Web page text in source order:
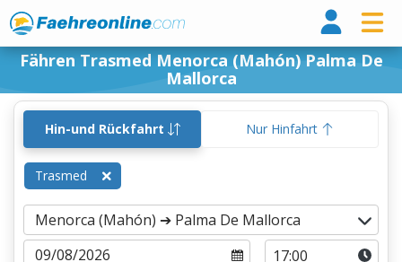
Fähren Trasmed Menorca (Mahón) Palma De
Mallorca
Hin-und Rückfahrt Nur Hinfahrt
Trasmed